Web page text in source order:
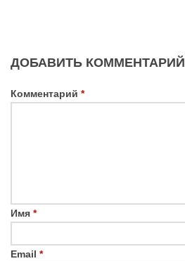
ДОБАВИТЬ КОММЕНТАРИЙ
Комментарий *
Имя *
Email *